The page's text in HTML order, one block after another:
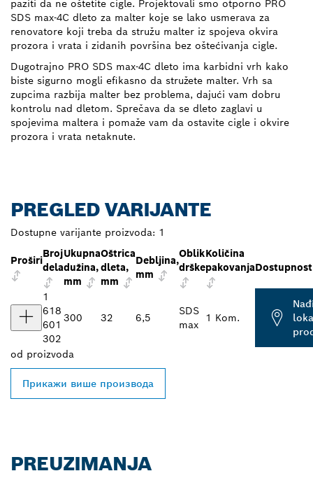
paziti da ne oštetite cigle. Projektovali smo otporno PRO
SDS max-4C dleto za malter koje se lako usmerava za
renovatore koji treba da stružu malter iz spojeva okvira
prozora i vrata i zidanih površina bez oštećivanja cigle.
Dugotrajno PRO SDS max-4C dleto ima karbidni vrh kako
biste sigurno mogli efikasno da stružete malter. Vrh sa
zupcima razbija malter bez problema, dajući vam dobru
kontrolu nad dletom. Sprečava da se dleto zaglavi u
spojevima maltera i pomaže vam da ostavite cigle i okvire
prozora i vrata netaknute.
PREGLED VARIJANTE
Dostupne varijante proizvoda: 1
Proširi
Broj
dela
Ukupna
dužina,
mm
Oštrica
dleta,
mm
Debljina,
mm
Oblik
drške
Količina
pakovanjaDostupnost
1
618
601
302
300 32 6,5
SDS
max
1 Kom.
od proizvoda
Прикажи више производа
PREUZIMANJA